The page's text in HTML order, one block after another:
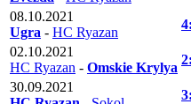
08.10.2021
Ugra - HC Ryazan
02.10.2021
HC Ryazan - Omskie Krylya
30.09.2021